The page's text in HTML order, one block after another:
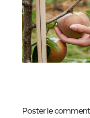
Poster le